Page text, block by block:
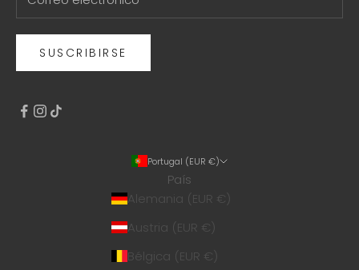
SUSCRIBIRSE
Portugal (EUR €)
País
Alemania (EUR €)
Austria (EUR €)
Bélgica (EUR €)